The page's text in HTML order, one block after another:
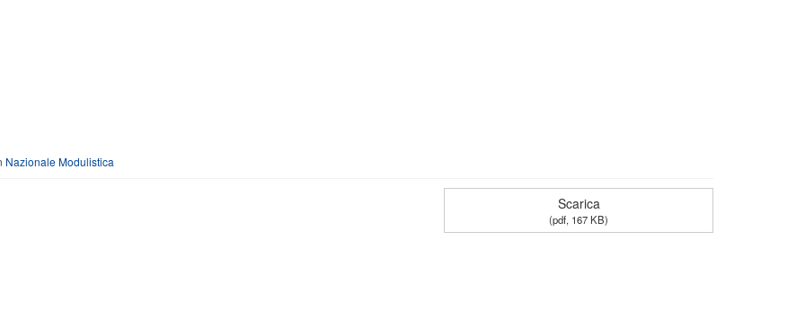
Nazionale Modulistica
Scarica
(pdf, 167 KB)